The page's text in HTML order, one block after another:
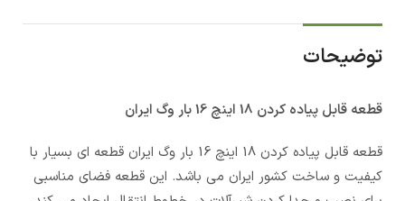
توضیحات
قطعه قابل پیاده کردن 18 اینچ 16 بار وگ ایران
قطعه قابل پیاده کردن 18 اینچ 16 بار وگ ایران قطعه ای بسیار با
کیفیت و ساخت کشور ایران می باشد. این قطعه فضای مناسبی